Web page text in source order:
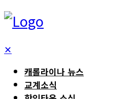
✕
캐롤라이나 뉴스
교계소식